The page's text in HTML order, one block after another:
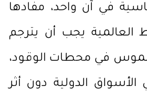
في آن واحد، مفادها
العالمية يجب أن يترجم
في محطات الوقود،
الدولية دون أثر